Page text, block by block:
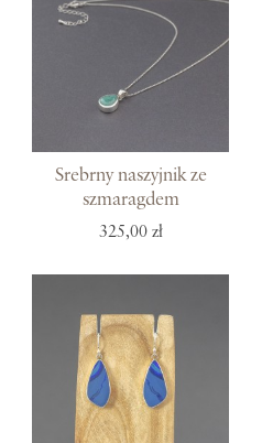
Srebrny naszyjnik ze
szmaragdem
325,00 zł